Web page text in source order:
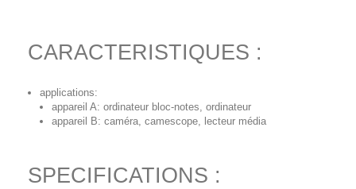
CARACTERISTIQUES :
applications:
appareil A: ordinateur bloc-notes, ordinateur
appareil B: caméra, camescope, lecteur média
SPECIFICATIONS :